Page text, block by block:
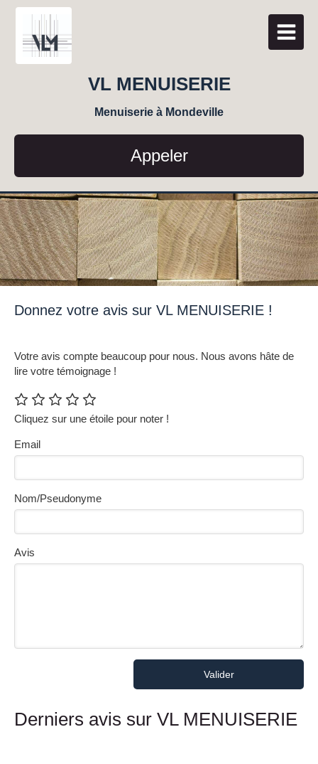
VL MENUISERIE
Menuiserie à Mondeville
Appeler
Donnez votre avis sur VL MENUISERIE !
Votre avis compte beaucoup pour nous. Nous avons hâte de
lire votre témoignage !
Cliquez sur une étoile pour noter !
Email
Nom/Pseudonyme
Avis
Valider
Derniers avis sur VL MENUISERIE